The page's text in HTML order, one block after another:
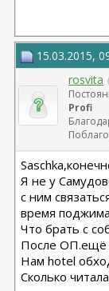
15.03.2015,
rosvita
Profi
Я не у
с ним
время
Что брать с
После ОП.ещё
Нам hotel
Сколько